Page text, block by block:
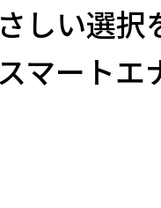
しい選
マートエ